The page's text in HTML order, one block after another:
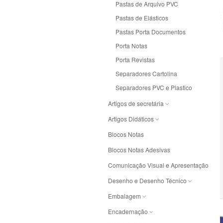
Tablets
Pastas de Arquivo PVC
Pastas de Elásticos
Pastas Porta Documentos
Porta Notas
Porta Revistas
Separadores Cartolina
Separadores PVC e Plastico
Artigos de secretária
Agrafadores
Agrafes
Desenroladores
Diversos
Artigos Didáticos
Artigos Didáticos
Giotto BeBe
Blocos Notas
Blocos Notas Adesivas
Comunicação Visual e Apresentação
Desenho e Desenho Técnico
Aguarelas Guaches e Pinceis
Apara Lapis
Embalagem
Elásticos
Encadernação